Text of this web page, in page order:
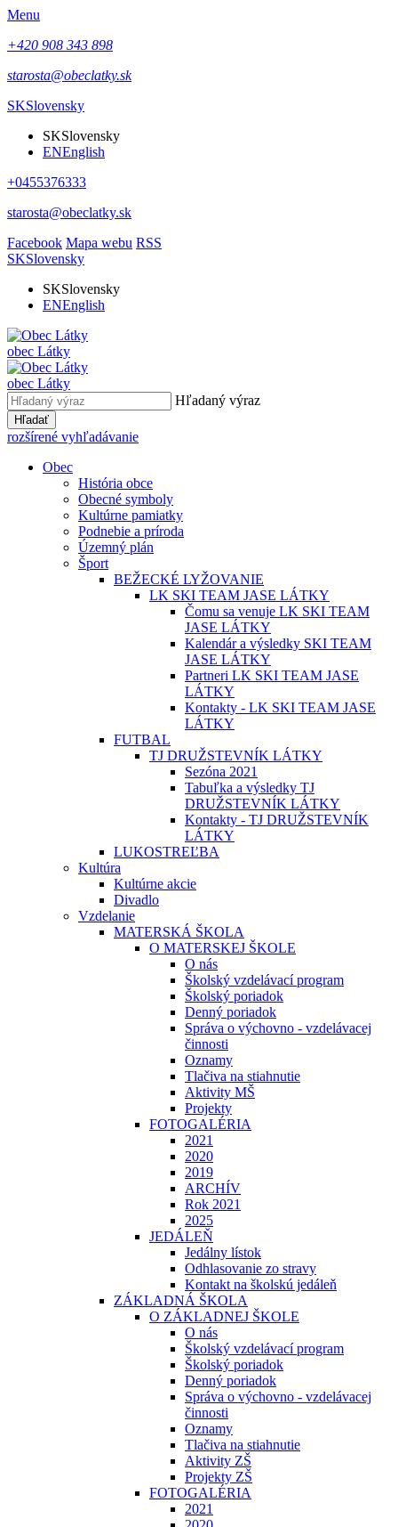
Menu
+420 908 343 898
starosta@obeclatky.sk
SKSlovensky
SKSlovensky
ENEnglish
+0455376333
starosta@obeclatky.sk
Facebook Mapa webu RSS
SKSlovensky
SKSlovensky
ENEnglish
obec Látky
obec Látky
Hľadaný výraz
Hľadať
rozšírené vyhľadávanie
Obec
História obce
Obecné symboly
Kultúrne pamiatky
Podnebie a príroda
Územný plán
Šport
BEŽECKÉ LYŽOVANIE
LK SKI TEAM JASE LÁTKY
Čomu sa venuje LK SKI TEAM
JASE LÁTKY
Kalendár a výsledky SKI TEAM
JASE LÁTKY
Partneri LK SKI TEAM JASE
LÁTKY
Kontakty - LK SKI TEAM JASE
LÁTKY
FUTBAL
TJ DRUŽSTEVNÍK LÁTKY
Sezóna 2021
Tabuľka a výsledky TJ
DRUŽSTEVNÍK LÁTKY
Kontakty - TJ DRUŽSTEVNÍK
LÁTKY
LUKOSTREĽBA
Kultúra
Kultúrne akcie
Divadlo
Vzdelanie
MATERSKÁ ŠKOLA
O MATERSKEJ ŠKOLE
O nás
Školský vzdelávací program
Školský poriadok
Denný poriadok
Správa o výchovno - vzdelávacej
činnosti
Oznamy
Tlačiva na stiahnutie
Aktivity MŠ
Projekty
FOTOGALÉRIA
2021
2020
2019
ARCHÍV
Rok 2021
2025
JEDÁLEŇ
Jedálny lístok
Odhlasovanie zo stravy
Kontakt na školskú jedáleň
ZÁKLADNÁ ŠKOLA
O ZÁKLADNEJ ŠKOLE
O nás
Školský vzdelávací program
Školský poriadok
Denný poriadok
Správa o výchovno - vzdelávacej
činnosti
Oznamy
Tlačiva na stiahnutie
Aktivity ZŠ
Projekty ZŠ
FOTOGALÉRIA
2021